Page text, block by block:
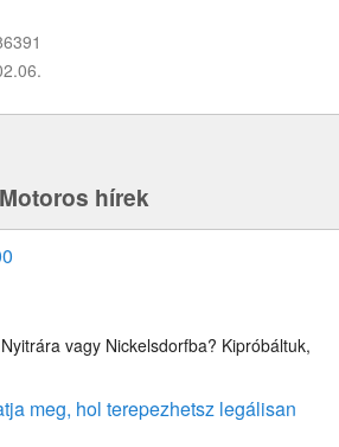
Motoros hírek
vagy Nickelsdorfba? Kipróbáltuk,